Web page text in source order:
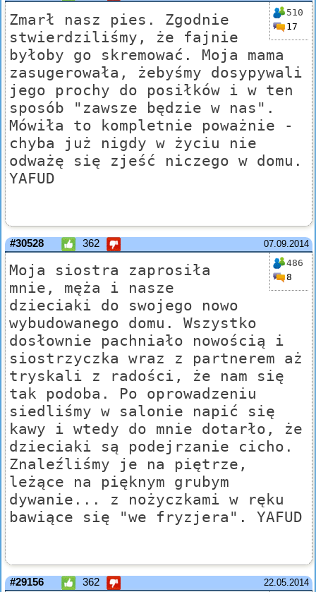
510
17
Zmarł nasz pies. Zgodnie
stwierdziliśmy, że fajnie
byłoby go skremować. Moja mama
zasugerowała, żebyśmy dosypywali
jego prochy do posiłków i w ten
sposób "zawsze będzie w nas".
Mówiła to kompletnie poważnie -
chyba już nigdy w życiu nie
odważę się zjeść niczego w domu.
YAFUD
07.09.2014
#30528 362
486
8
Moja siostra zaprosiła
mnie, męża i nasze
dzieciaki do swojego nowo
wybudowanego domu. Wszystko
dosłownie pachniało nowością i
siostrzyczka wraz z partnerem aż
tryskali z radości, że nam się
tak podoba. Po oprowadzeniu
siedliśmy w salonie napić się
kawy i wtedy do mnie dotarło, że
dzieciaki są podejrzanie cicho.
Znaleźliśmy je na piętrze,
leżące na pięknym grubym
dywanie... z nożyczkami w ręku
bawiące się "we fryzjera". YAFUD
22.05.2014
#29156 362